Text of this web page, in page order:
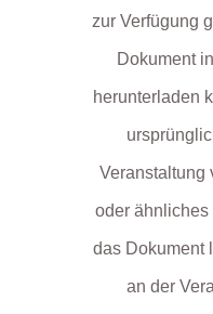
zur Verfügung
Dokument
herunterladen
Veranstaltung
oder ähnliches
das Dokument
an der